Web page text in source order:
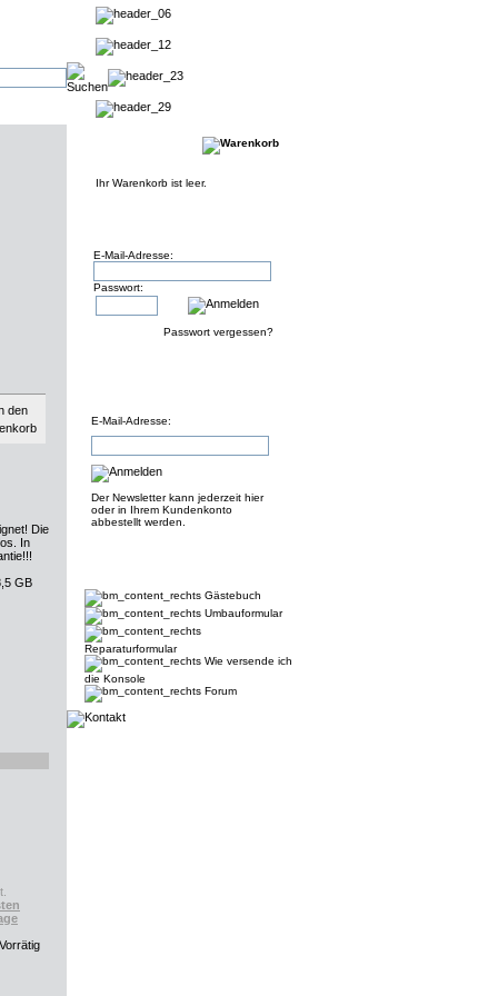
Die
In
GB
Ihr Warenkorb ist leer.
E-Mail-Adresse:
Passwort:
Passwort vergessen?
E-Mail-Adresse:
Der Newsletter kann jederzeit hier
oder in Ihrem Kundenkonto
abbestellt werden.
Gästebuch
Umbauformular
Reparaturformular
Wie versende ich
die Konsole
Forum